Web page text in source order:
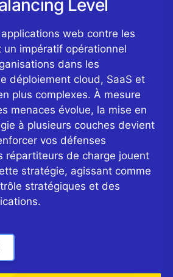
Level
web contre les
impératif opérationnel
dans les
déploiement cloud, SaaS et
plus complexes. À mesure
menaces évolue, la mise en
à plusieurs couches devient
vos défenses
répartiteurs de charge jouent
stratégie, agissant comme
stratégiques et des